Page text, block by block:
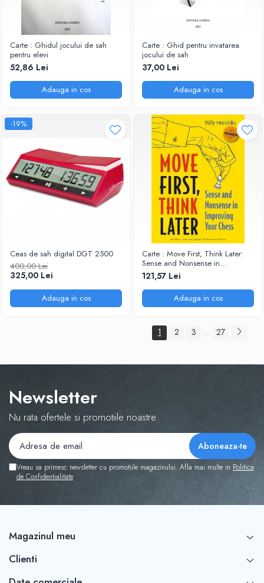
Carte : Ghidul jocului de sah
pentru elevi
52,86 Lei
Adauga in cos
Carte : Ghid pentru invatarea
jocului de sah
37,00 Lei
Adauga in cos
-19%
Ceas de sah digital DGT 2500
400,00 Lei
325,00 Lei
Adauga in cos
Carte : Move First, Think Later:
Sense and Nonsense in
Improving Your Chess, Willy
Hendriks
121,57 Lei
Adauga in cos
1 2 3 ... 27
Newsletter
Nu rata ofertele si promotiile noastre
Vreau sa primesc newsletter cu promotiile magazinului. Afla mai multe in Politica
de Confidentialitate
Magazinul meu
Clienti